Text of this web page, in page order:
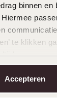
binnen en
te klikken
.
Accepteren